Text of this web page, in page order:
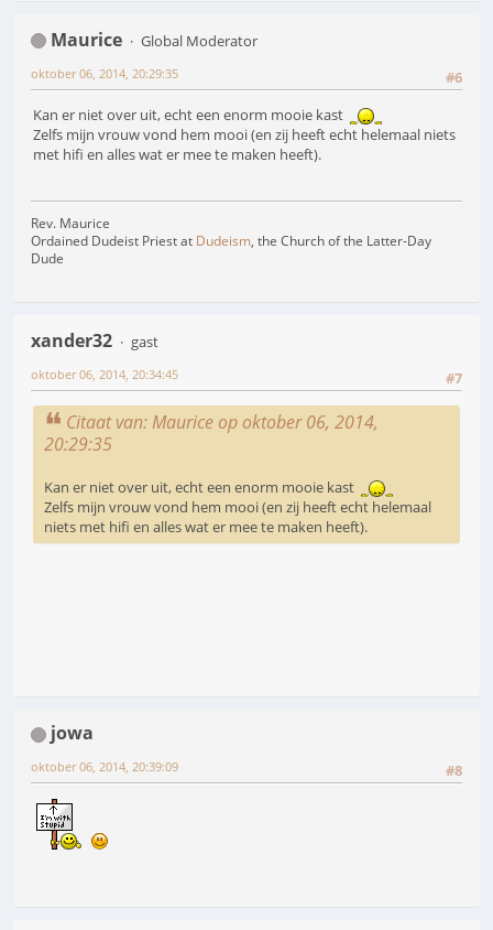
Maurice
Global Moderator
#6
oktober 06, 2014, 20:29:35
Kan er niet over uit, echt een enorm mooie kast
Zelfs mijn vrouw vond hem mooi (en zij heeft echt helemaal niets
met hifi en alles wat er mee te maken heeft).
Rev. Maurice
Ordained Dudeist Priest at Dudeism, the Church of the Latter-Day
Dude
xander32
gast
#7
oktober 06, 2014, 20:34:45
Citaat van: Maurice op oktober 06, 2014,
20:29:35
Kan er niet over uit, echt een enorm mooie kast
Zelfs mijn vrouw vond hem mooi (en zij heeft echt helemaal
niets met hifi en alles wat er mee te maken heeft).
jowa
#8
oktober 06, 2014, 20:39:09